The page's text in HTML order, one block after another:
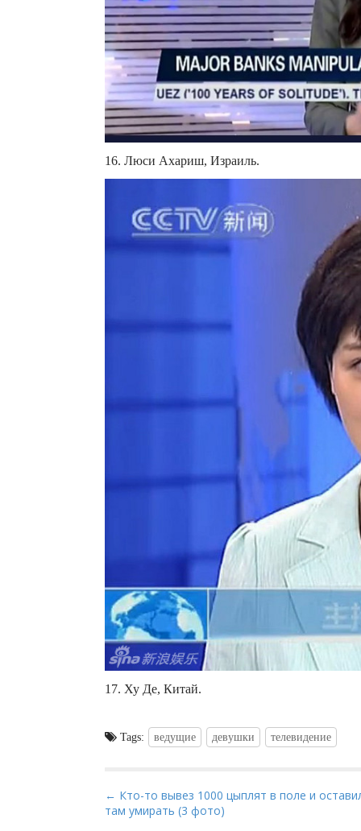
16. Люси Ахариш, Израиль.
17. Ху Де, Китай.
Tags: ведущие девушки телевидение
P
o
← Кто-то вывез 1000 цыплят в поле и
там умирать (3 фото)